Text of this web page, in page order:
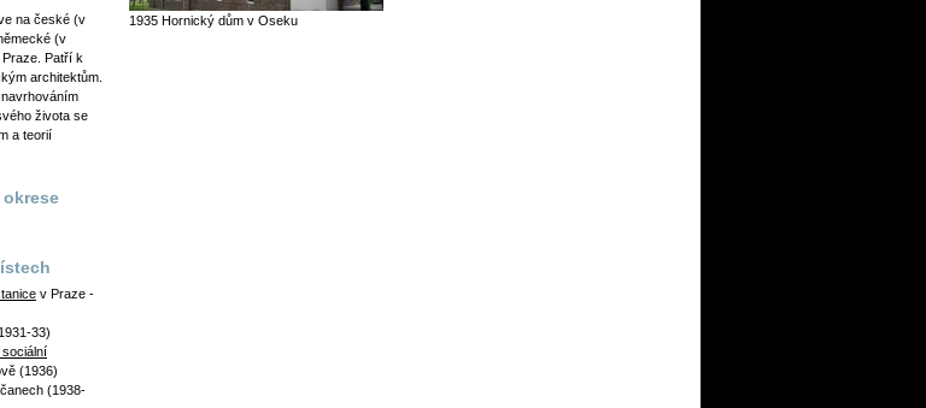
na české (v
(v
Patří k
architektům.
života se
a teorií
v Praze -
33)
(1936)
(1938-
1935 Hornický dům v Oseku